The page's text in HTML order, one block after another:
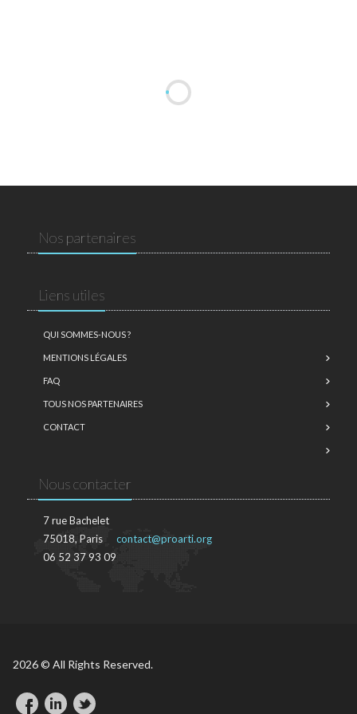
Nos partenaires
Liens utiles
QUI SOMMES-NOUS ?
MENTIONS LÉGALES
FAQ
TOUS NOS PARTENAIRES
CONTACT
Nous contacter
7 rue Bachelet
75018, Paris
06 52 37 93 09
contact@proarti.org
2026 © All Rights Reserved.